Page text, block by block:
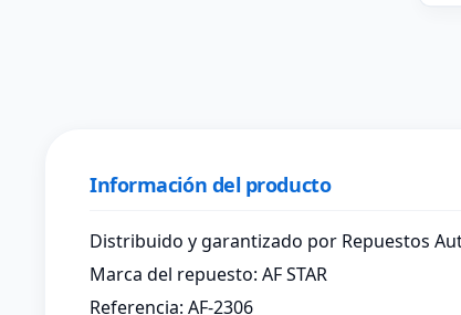
Información del producto
Distribuido y garantizado por Repuestos
Marca del repuesto: AF STAR
Referencia: AF-2306